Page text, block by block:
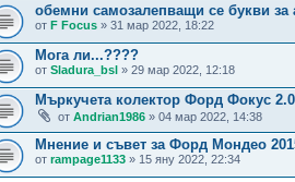
обемни самозалепващи се букви за
от F Focus » 31 мар 2022, 18:22
Мога ли...????
от Sladura_bsl » 29 мар 2022, 12:18
Мъркучета колектор Форд Фокус
от Andrian1986 » 04 мар 2022, 14:38
Мнение и съвет за Форд Мондео
от rampage1133 » 15 яну 2022, 22:34